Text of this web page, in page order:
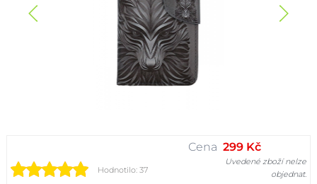
Hodnotilo: 37
Cena 299 Kč
Uvedené zboží nelze
objednat.